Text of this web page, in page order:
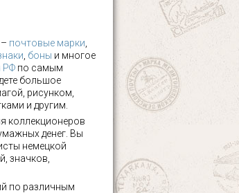
почтовые марки
боны и многое
РФ по самым
большое
рисунком,
и другим.
коллекционеров
денег. Вы
немецкой
значков,
по различным